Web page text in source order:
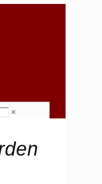
✕